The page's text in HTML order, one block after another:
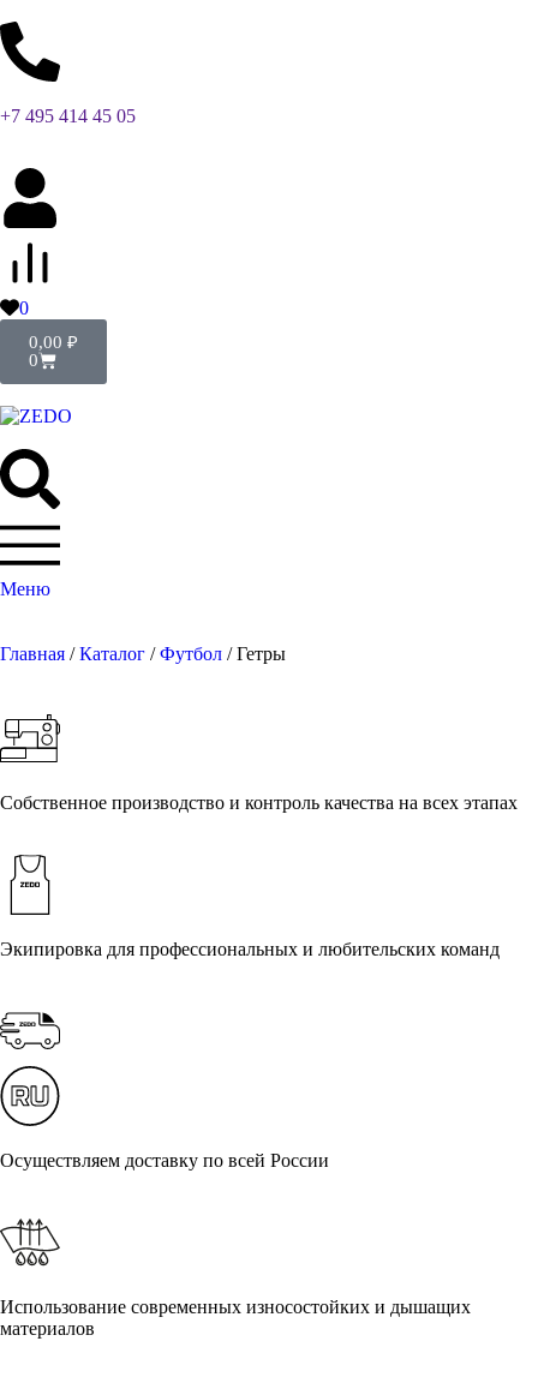
+7 495 414 45 05
0
0,00 ₽
0
Меню
Главная /Каталог /Футбол / Гетры
Собственное производство и контроль качества на всех этапах
Экипировка для профессиональных и любительских команд
Осуществляем доставку по всей России
Использование современных износостойких и дышащих
материалов